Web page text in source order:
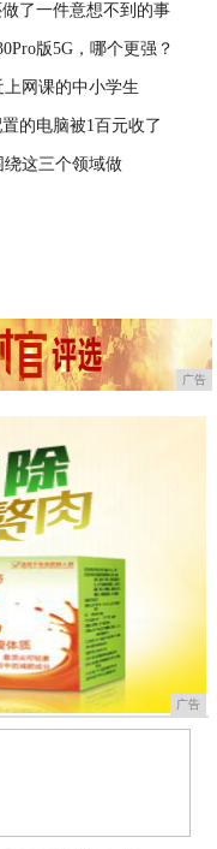
2020-04-06
了一件意想不到的事
2020-04-04
版5G，哪个更强？
2020-04-03
网课的中小学生
2020-04-02
的电脑被1百元收了
2020-04-02
这三个领域做
广告
广告